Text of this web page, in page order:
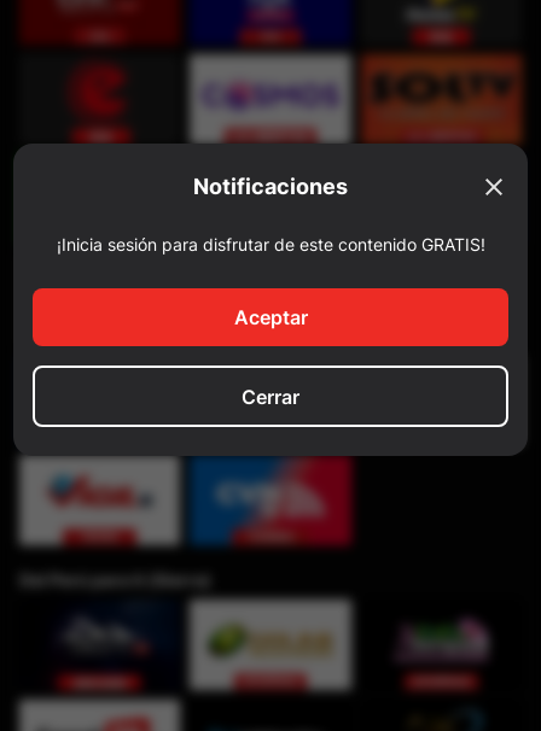
Notificaciones
¡Inicia sesión para disfrutar de este contenido GRATIS!
Aceptar
Cerrar